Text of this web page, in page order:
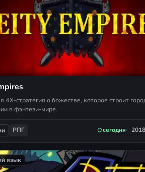
4X-стратегия о божестве, которое строит
в фэнтези-мире.
РПГ сегодня 2018
язык